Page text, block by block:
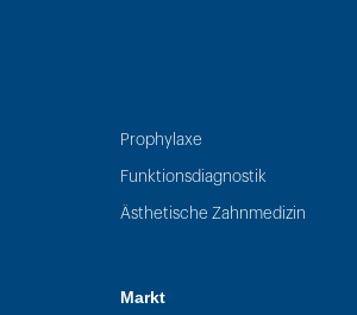
Prophylaxe
Funktionsdiagnostik
Ästhetische Zahnmedizin
Markt